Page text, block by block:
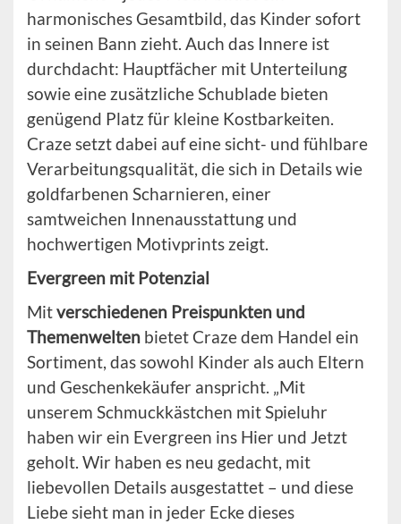
harmonisches Gesamtbild, das Kinder sofort
in seinen Bann zieht. Auch das Innere ist
durchdacht: Hauptfächer mit Unterteilung
sowie eine zusätzliche Schublade bieten
genügend Platz für kleine Kostbarkeiten.
Craze setzt dabei auf eine sicht- und fühlbare
Verarbeitungsqualität, die sich in Details wie
goldfarbenen Scharnieren, einer
samtweichen Innenausstattung und
hochwertigen Motivprints zeigt.
Evergreen mit Potenzial
Mitverschiedenen Preispunkten und
Themenwelten bietet Craze dem Handel ein
Sortiment, das sowohl Kinder als auch Eltern
und Geschenkekäufer anspricht. „Mit
unserem Schmuckkästchen mit Spieluhr
haben wir ein Evergreen ins Hier und Jetzt
geholt. Wir haben es neu gedacht, mit
liebevollen Details ausgestattet – und diese
Liebe sieht man in jeder Ecke dieses